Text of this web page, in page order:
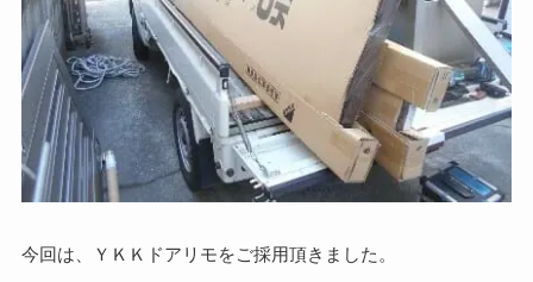
今回は、ＹＫＫドアリモをご採用頂きました。